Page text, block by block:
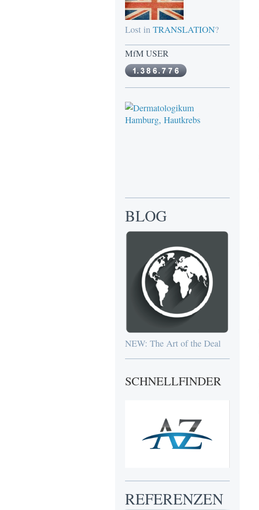
Lost in TRANSLATION?
MfM USER
BLOG
NEW: The Art of the Deal
SCHNELLFINDER
REFERENZEN